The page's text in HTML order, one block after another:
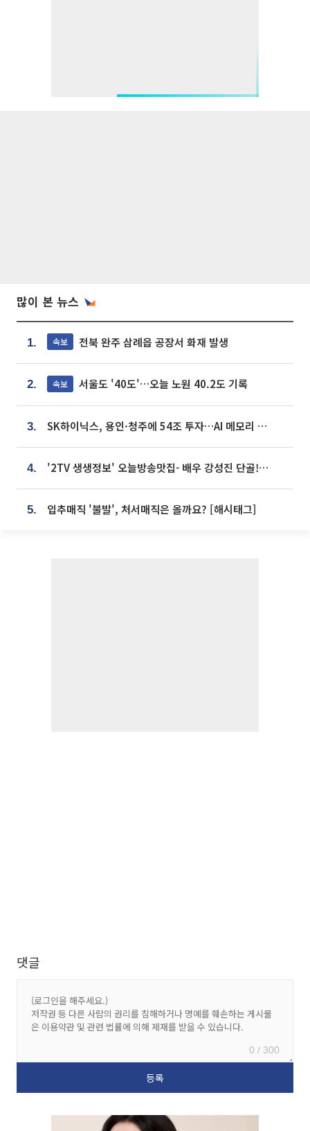
많이 본 뉴스
1. 속보 전북 완주 삼례읍 공장서 화재 발생
2. 속보 서울도 '40도'…오늘 노원 40.2도 기록
3. SK하이닉스, 용인·청주에 54조 투자…AI 메모리 생산기지 키운다
4. '2TV 생생정보' 오늘방송맛집- 배우 강성진 단골! 쌀국수ㆍ푸팟퐁 커리 맛집 '블○○○'
5. 입추매직 '불발', 처서매직은 올까요? [해시태그]
댓글
0 / 300